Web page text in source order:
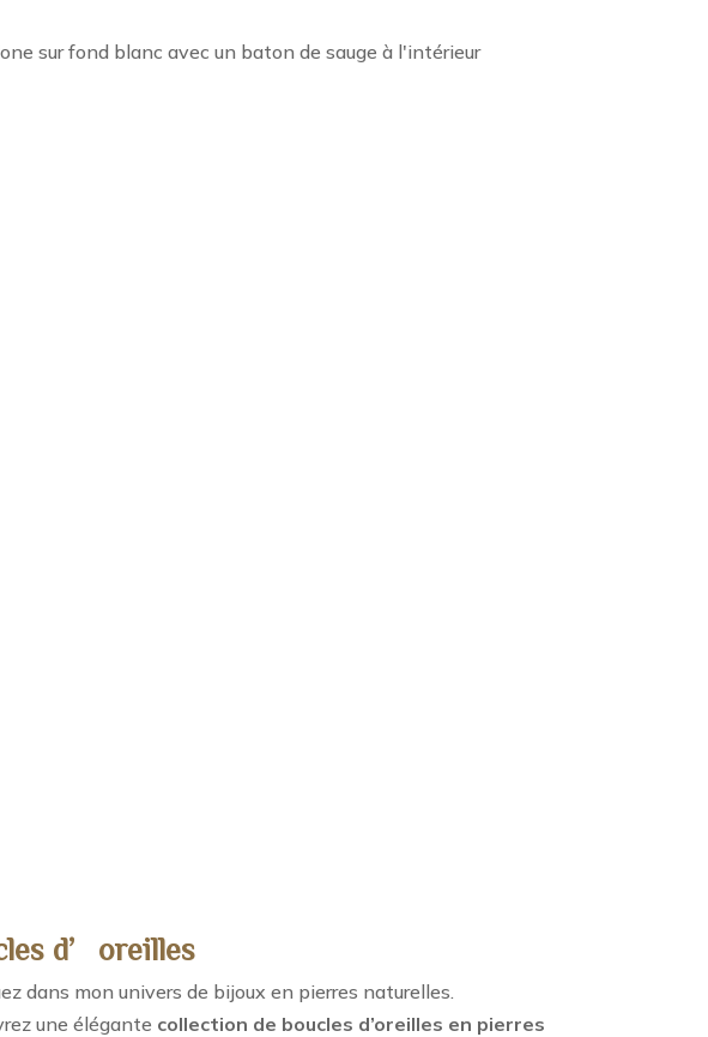
d’oreilles
dans mon univers de bijoux en pierres naturelles.
une élégante collection de boucles d’oreilles en pierres